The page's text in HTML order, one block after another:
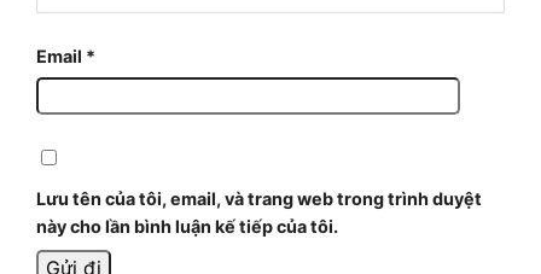
Email *
Lưu tên của tôi, email, và trang web trong trình duyệt
này cho lần bình luận kế tiếp của tôi.